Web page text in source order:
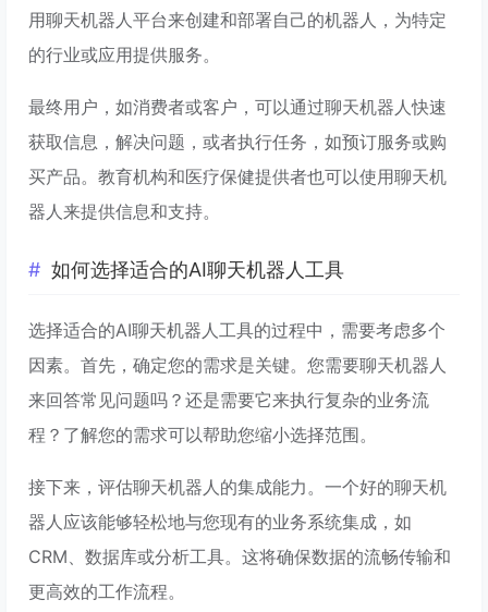
用聊天机器人平台来创建和部署自己的机器人，为特定
的行业或应用提供服务。
最终用户，如消费者或客户，可以通过聊天机器人快速
获取信息，解决问题，或者执行任务，如预订服务或购
买产品。教育机构和医疗保健提供者也可以使用聊天机
器人来提供信息和支持。
如何选择适合的AI聊天机器人工具
选择适合的AI聊天机器人工具的过程中，需要考虑多个
因素。首先，确定您的需求是关键。您需要聊天机器人
来回答常见问题吗？还是需要它来执行复杂的业务流
程？了解您的需求可以帮助您缩小选择范围。
接下来，评估聊天机器人的集成能力。一个好的聊天机
器人应该能够轻松地与您现有的业务系统集成，如
CRM、数据库或分析工具。这将确保数据的流畅传输和
更高效的工作流程。